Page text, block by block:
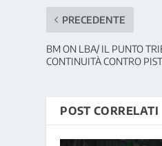
PRECEDENTE
BM ON LBA/ IL PUNTO
CONTINUITÀ CONTRO
POST CORRELATI